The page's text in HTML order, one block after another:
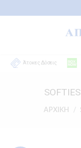
Άτοκες Δόσεις
ΑΡΧΙΚΗ